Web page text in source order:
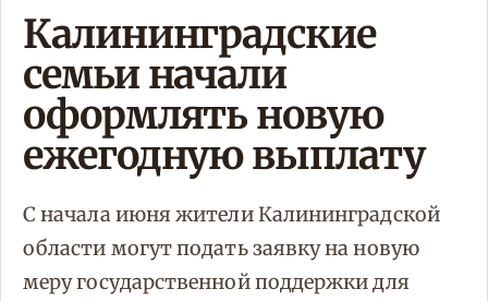
Калининградские
семьи начали
оформлять новую
ежегодную выплату
С начала июня жители Калининградской
области могут подать заявку на новую
меру государственной поддержки для